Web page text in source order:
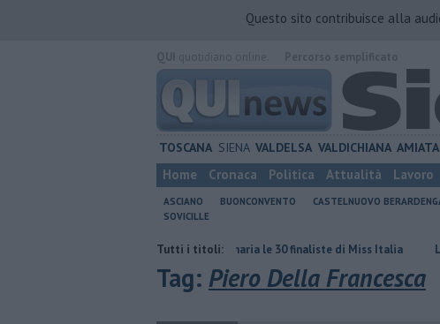
Questo sito contribuisce alla
TOSCANA SIENA VALDELSA VALDICHIANA AMIATA
Home Cronaca Politica Attualità Lavoro
ASCIANO BUONCONVENTO CASTELNUOVO
SOVICILLE
Tutti i titoli:
Al Castello Bonaria le 30 finaliste di Miss Italia Lotto d'oro,
Tag: Piero Della Francesca